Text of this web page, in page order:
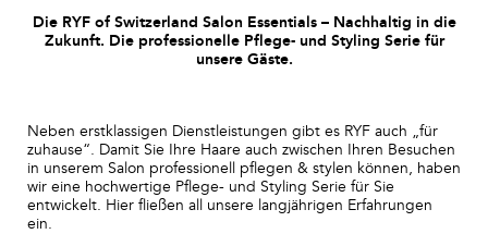
Die RYF of Switzerland Salon Essentials – Nachhaltig in die
Zukunft. Die professionelle Pflege- und Styling Serie für
unsere Gäste.
Neben erstklassigen Dienstleistungen gibt es RYF auch „für
zuhause“. Damit Sie Ihre Haare auch zwischen Ihren Besuchen
in unserem Salon professionell pflegen & stylen können, haben
wir eine hochwertige Pflege- und Styling Serie für Sie
entwickelt. Hier fließen all unsere langjährigen Erfahrungen
ein.